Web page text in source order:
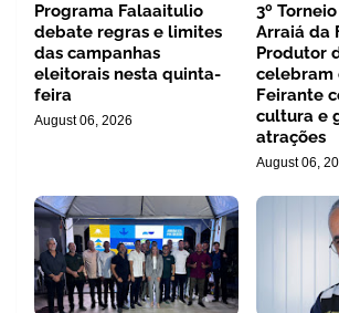
Programa Falaaitulio
debate regras e limites
das campanhas
eleitorais nesta quinta-
feira
August 06, 2026
3º
Arraiá da
Produtor
celebram
Feirante
cultura e
atrações
August 06,